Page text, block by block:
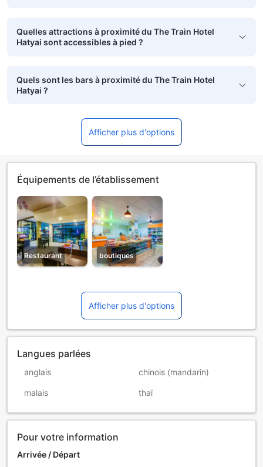
Quelles attractions à proximité du The Train Hotel
Hatyai sont accessibles à pied ?
Quels sont les bars à proximité du The Train Hotel
Hatyai ?
Afficher plus d'options
Équipements de l’établissement
Restaurant boutiques
Afficher plus d'options
Langues parlées
anglais chinois (mandarin)
malais thaï
Pour votre information
Arrivée / Départ